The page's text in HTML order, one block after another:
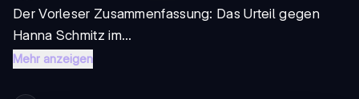
Der Vorleser Zusammenfassung: Das Urteil gegen
Hanna Schmitz im...
Mehr anzeigen